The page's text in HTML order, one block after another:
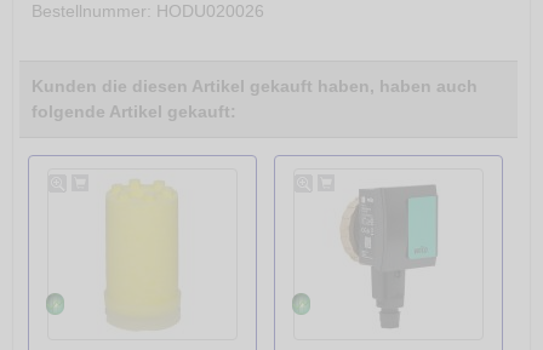
Bestellnummer: HODU020026
Kunden die diesen Artikel gekauft haben, haben auch
folgende Artikel gekauft: